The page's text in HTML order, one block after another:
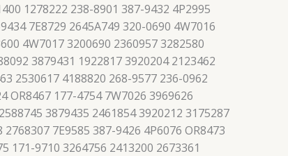
1278222 238-8901 387-9432 4P2995
7E8729 2645A749 320-0690 4W7016
4W7017 3200690 2360957 3282580
3879431 1922817 3920204 2123462
2530617 4188820 268-9577 236-0962
OR8467 177-4754 7W7026 3969626
3879435 2461854 3920212 3175287
7E9585 387-9426 4P6076 OR8473
171-9710 3264756 2413200 2673361